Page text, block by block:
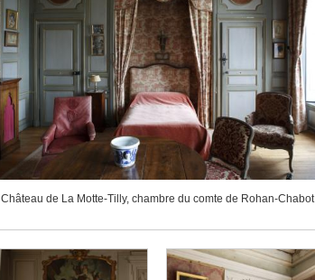
Château de La Motte-Tilly, chambre du comte de Rohan-Chabot